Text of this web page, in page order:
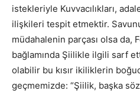
istekleriyle Kuvvacılıkları,
ilişkileri tespit etmektir.
müdahalenin parçası olsa da,
bağlamında Şiilikle ilgili sarf
olabilir bu kısır ikiliklerin
geçmemizde: “Şiilik, başka